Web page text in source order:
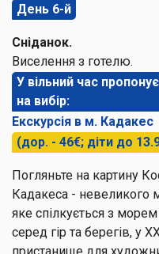
День 6-й
Сніданок.
Виселення з готелю.
У вільний час
на вибір:
Екскурсія в м. Кадакес
(дор. - 46€; діти до
Погляньте на картину
Кадакеса - невеликого
яке спілкується з
серед гір та берегів, у